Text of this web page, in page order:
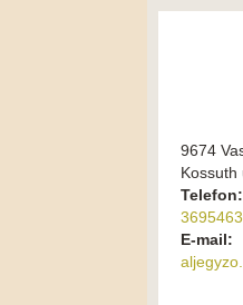
9674
Kossuth
Telefon:
E-mail: